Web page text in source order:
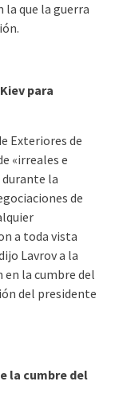
la que la guerra
para
Exteriores de
«irreales e
durante la
de
a toda vista
Lavrov a la
la cumbre del
del presidente
la cumbre del